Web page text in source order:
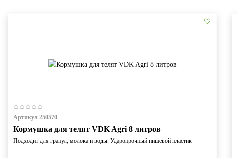
Артикул 250570
Кормушка для телят VDK Agri 8 литров
Подходит для гранул, молока и воды. Ударопрочный пищевой пластик